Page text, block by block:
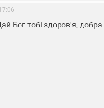
Бог тобі здоров'я,